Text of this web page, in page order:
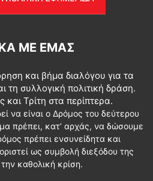
ΜΕ ΕΜΆΣ
και βήμα διαλόγου για τα
τη συλλογική πολιτική δράση.
Τρίτη στα περίπτερα.
να είναι ο Δρόμος του δεύτερου
πρέπει, κατ’ αρχάς, να δώσουμε
πρέπει ενσυνείδητα και
ως συμβολή διεξόδου της
καθολική κρίση.